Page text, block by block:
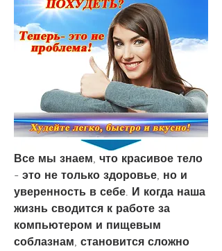
Все мы знаем, что красивое тело
- это не только здоровье, но и
уверенность в себе. И когда наша
жизнь сводится к работе за
компьютером и пищевым
соблазнам, становится сложно